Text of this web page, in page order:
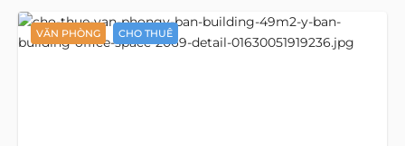
VĂN PHÒNG CHO THUÊ